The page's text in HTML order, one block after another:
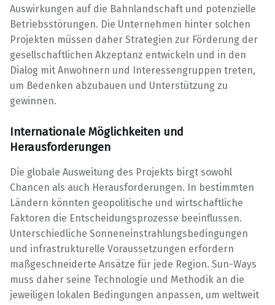
Auswirkungen auf die Bahnlandschaft und potenzielle
Betriebsstörungen. Die Unternehmen hinter solchen
Projekten müssen daher Strategien zur Förderung der
gesellschaftlichen Akzeptanz entwickeln und in den
Dialog mit Anwohnern und Interessengruppen treten,
um Bedenken abzubauen und Unterstützung zu
gewinnen.
Internationale Möglichkeiten und
Herausforderungen
Die globale Ausweitung des Projekts birgt sowohl
Chancen als auch Herausforderungen. In bestimmten
Ländern könnten geopolitische und wirtschaftliche
Faktoren die Entscheidungsprozesse beeinflussen.
Unterschiedliche Sonneneinstrahlungsbedingungen
und infrastrukturelle Voraussetzungen erfordern
maßgeschneiderte Ansätze für jede Region. Sun-Ways
muss daher seine Technologie und Methodik an die
jeweiligen lokalen Bedingungen anpassen, um weltweit